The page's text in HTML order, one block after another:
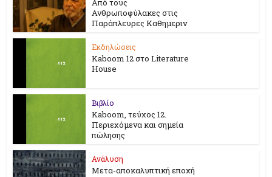
Ανθρωποφύλακες στις
Παράπλευρες Καθημεριν
Εκδηλώσεις
Kaboom 12 στο Literature
House
Βιβλίο
Kaboom, τεύχος 12.
Περιεχόμενα και σημεία
πώλησης
Ανάλυση
Μετα-αποκαλυπτική εποχή